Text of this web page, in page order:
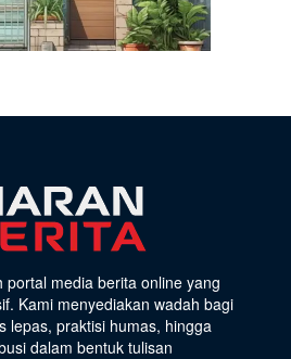
portal media berita online yang
Kami menyediakan wadah bagi
lepas, praktisi humas, hingga
dalam bentuk tulisan